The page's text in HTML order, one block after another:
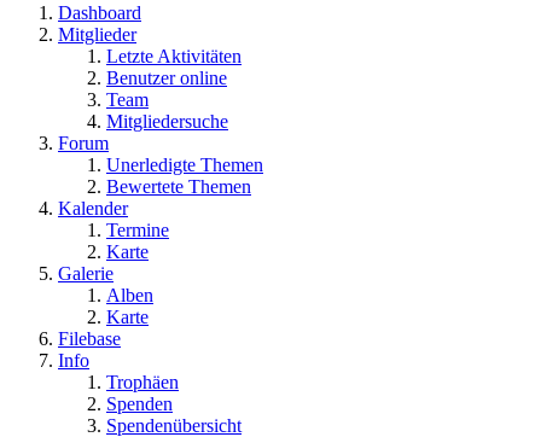
Dashboard
Mitglieder
Letzte Aktivitäten
Benutzer online
Team
Mitgliedersuche
Forum
Unerledigte Themen
Bewertete Themen
Kalender
Termine
Karte
Galerie
Alben
Karte
Filebase
Info
Trophäen
Spenden
Spendenübersicht